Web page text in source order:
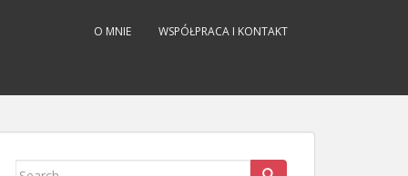
O MNIE WSPÓŁPRACA I KONTAKT
Search